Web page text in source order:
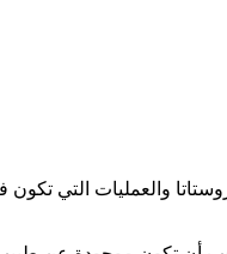
والعمليات التي